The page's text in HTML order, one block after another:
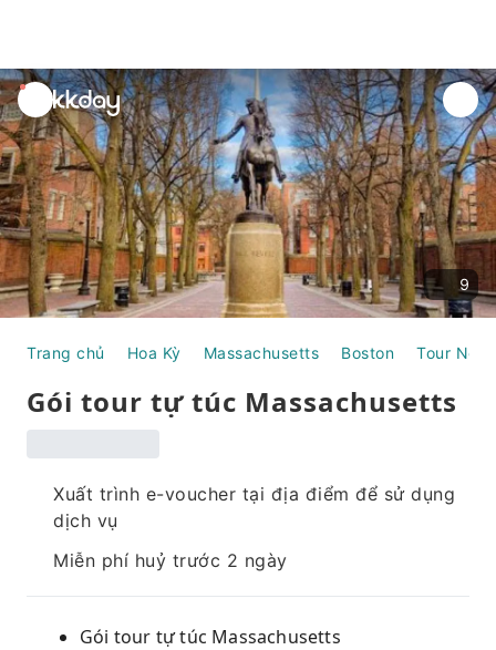
unread
notifications
9
Trang chủ Hoa Kỳ Massachusetts Boston Tour
Gói tour tự túc Massachusetts
Xuất trình e-voucher tại địa điểm để sử dụng
dịch vụ
Miễn phí huỷ trước 2 ngày
Gói tour tự túc Massachusetts